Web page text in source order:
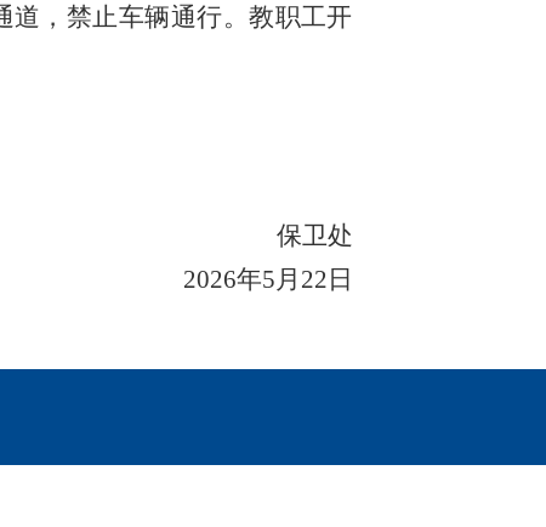
道，禁止车辆通行。教职工开
保卫处
2026年5月22日